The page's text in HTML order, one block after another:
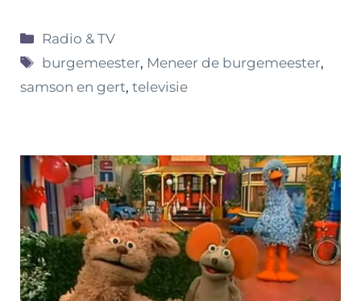
Categorieën
Radio & TV
Tags
burgemeester, Meneer de burgemeester,
samson en gert, televisie